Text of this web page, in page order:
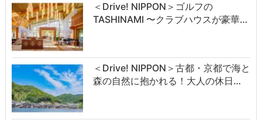
＜Drive! NIPPON＞ゴルフの
TASHINAMI 〜クラブハウスが豪華…
＜Drive! NIPPON＞古都・京都で海と
森の自然に抱かれる！大人の休日…